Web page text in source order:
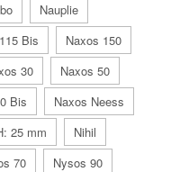
Nauplie
Bis
Naxos 150
30
Naxos 50
Bis
Naxos Neess
25 mm
Nihil
70
Nysos 90